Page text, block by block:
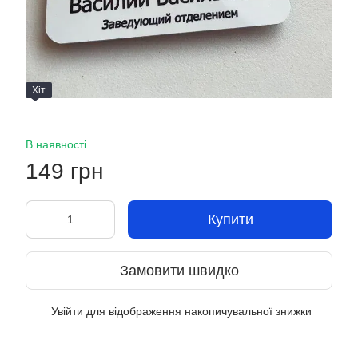
Хіт
В наявності
149 грн
Купити
Замовити швидко
Увійти для відображення накопичувальної знижки